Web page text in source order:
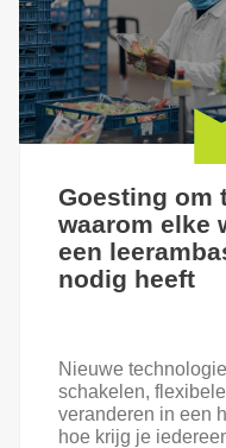
Goesting om
waarom elke
een
nodig heeft
Nieuwe
schakelen,
veranderen in een
hoe krijg je